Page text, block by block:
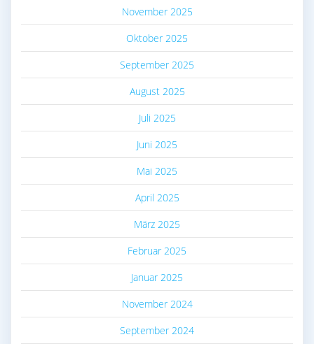
November 2025
Oktober 2025
September 2025
August 2025
Juli 2025
Juni 2025
Mai 2025
April 2025
März 2025
Februar 2025
Januar 2025
November 2024
September 2024